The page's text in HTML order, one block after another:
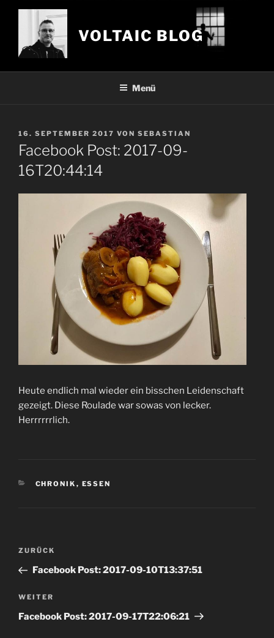
Zum
VOLTAIC BLOG
Menü
VERÖFFENTLICHT
AM
16. SEPTEMBER 2017 VON SEBASTIAN
Facebook Post: 2017-09-
16T20:44:14
Heute endlich mal wieder ein bisschen Leidenschaft
gezeigt. Diese Roulade war sowas von lecker.
Herrrrrrlich.
KATEGORIEN
CHRONIK , ESSEN
Beitrags-
Vorheriger
Beitrag
ZURÜCK
Facebook Post: 2017-09-10T13:37:51
Nächster
Beitrag
WEITER
Facebook Post: 2017-09-17T22:06:21